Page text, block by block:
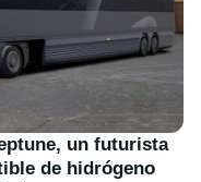
un futurista
de hidrógeno